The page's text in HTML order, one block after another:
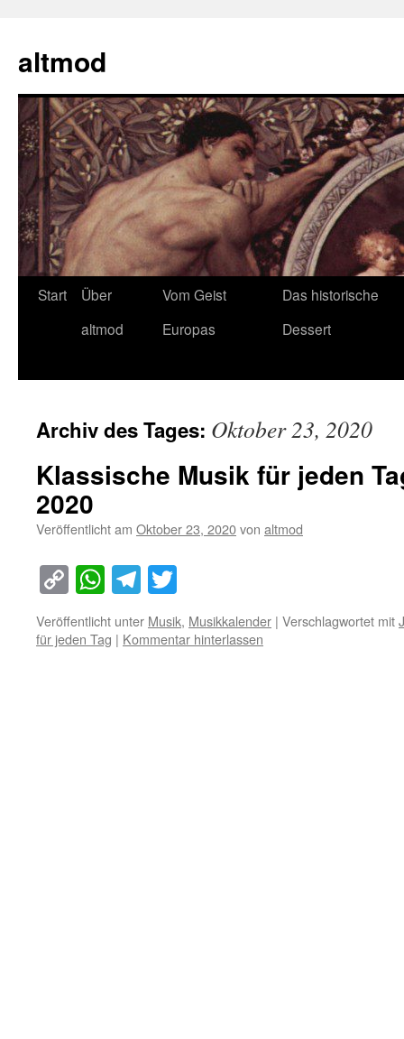
springen
altmod
Start
Über
altmod
Vom Geist
Europas
Das historische
Dessert
Archiv des Tages: Oktober 23, 2020
Klassische Musik für jeden
2020
Veröffentlicht am Oktober 23, 2020von altmod
Copy
Link
WhatsApp
Telegram
Veröffentlicht unter Musik, Musikkalender | Verschlagwortet mit
für jeden Tag | Kommentar hinterlassen